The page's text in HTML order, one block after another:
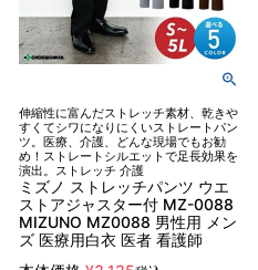
伸縮性に富んだストレッチ素材、乾きや
すくてシワになりにくいストレートパン
ツ。医療、介護、どんな現場でもお勧
め！ストレートシルエットで足長効果を
演出。ストレッチ 介護
ミズノ ストレッチパンツ ウエ
ストアジャスター付 MZ-0088
MIZUNO MZ0088 男性用 メン
ズ 医療用白衣 医者 看護師